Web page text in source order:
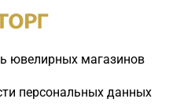
ювелирных магазинов
персональных данных